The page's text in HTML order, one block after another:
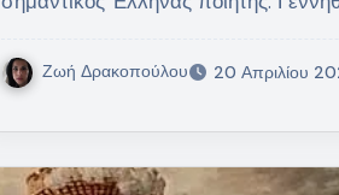
Ζωή Δρακοπούλου 20 Απριλίου